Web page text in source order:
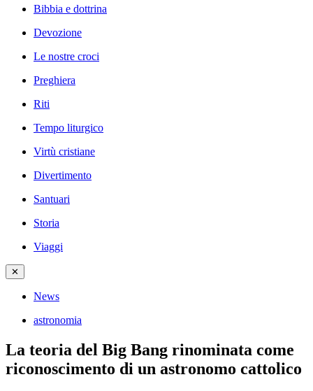
Bibbia e dottrina
Devozione
Le nostre croci
Preghiera
Riti
Tempo liturgico
Virtù cristiane
Divertimento
Santuari
Storia
Viaggi
✕
News
astronomia
La teoria del Big Bang rinominata come
riconoscimento di un astronomo cattolico